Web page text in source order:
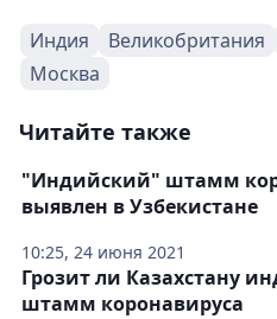
Индия Великобритания
Москва
Читайте также
10:25, 24 июня 2021
"Индийский" штамм
выявлен в Узбекистане
Грозит ли Казахстану
штамм коронавируса